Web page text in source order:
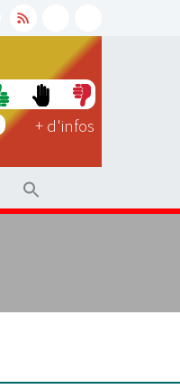
+ d'infos